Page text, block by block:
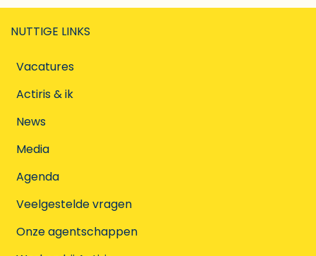
NUTTIGE LINKS
Vacatures
Actiris & ik
News
Media
Agenda
Veelgestelde vragen
Onze agentschappen